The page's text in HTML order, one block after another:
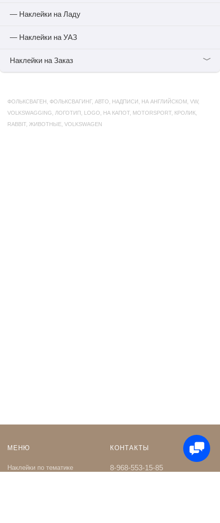
— Наклейки на Ладу
— Наклейки на УАЗ
Наклейки на Заказ ﹀
ФОЛЬКСВАГЕН ФОЛЬКСВАГИНГ, АВТО НАДПИСИ НА АНГЛИЙСКОМ VW,
VOLKSWAGGING
ЛОГОТИП LOGO НА КАПОТ, MOTORSPORT, КРОЛИК
RABBIT, ЖИВОТНЫЕ VOLKSWAGEN
МЕНЮ
Наклейки по тематике
КОНТАКТЫ
8-968-553-15-85